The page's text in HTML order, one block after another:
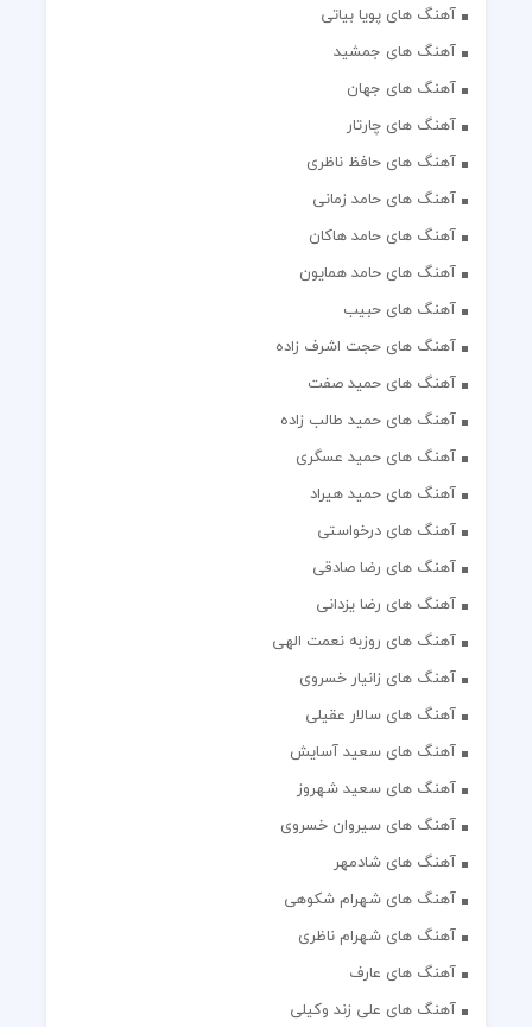
آهنگ های پویا بیاتی
آهنگ های جمشید
آهنگ های جهان
آهنگ های چارتار
آهنگ های حافظ ناظری
آهنگ های حامد زمانی
آهنگ های حامد هاکان
آهنگ های حامد همایون
آهنگ های حبیب
آهنگ های حجت اشرف زاده
آهنگ های حمید صفت
آهنگ های حمید طالب زاده
آهنگ های حمید عسگری
آهنگ های حمید هیراد
آهنگ های درخواستی
آهنگ های رضا صادقی
آهنگ های رضا یزدانی
آهنگ های روزبه نعمت الهی
آهنگ های زانیار خسروی
آهنگ های سالار عقیلی
آهنگ های سعید آسایش
آهنگ های سعید شهروز
آهنگ های سیروان خسروی
آهنگ های شادمهر
آهنگ های شهرام شکوهی
آهنگ های شهرام ناظری
آهنگ های عارف
آهنگ های علی زند وکیلی